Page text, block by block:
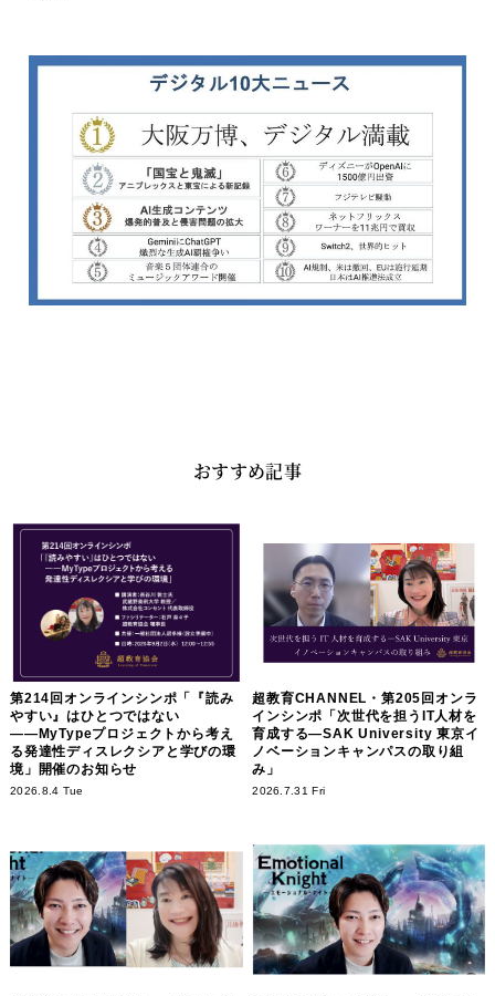
おすすめ記事
第214回オンラインシンポ「『読み
やすい』はひとつではない
――MyTypeプロジェクトから考え
る発達性ディスレクシアと学びの環
境」開催のお知らせ
2026.8.4 Tue
超教育CHANNEL・第205回オンラ
インシンポ「次世代を担うIT人材を
育成する―SAK University 東京イ
ノベーションキャンパスの取り組
み」
2026.7.31 Fri